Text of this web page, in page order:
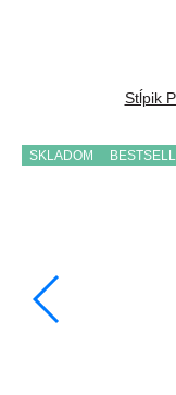
Stĺpik
SKLADOM